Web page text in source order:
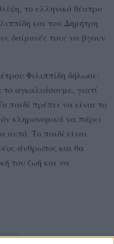
το ελληνικό θέατρο
και τον Δημήτρη
δαίμονές τους να βγουν
Φιλιππίδη δήλωσε:
αγκαλιάσουμε, γιατί
παιδί πρέπει να είναι το
κληρονομικά να πάρει
αυτό. Το παιδί είναι
άνθρωπος και θα
του ζωή και να